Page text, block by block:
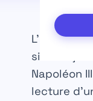
L’année
situant
Napoléon
lecture